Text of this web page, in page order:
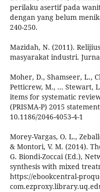
perilaku asertif pada
dengan yang belum
240-250.
Mazidah, N. (2011).
masyarakat industri.
Moher, D., Shamseer, L.,
Petticrew, M., ... Stewart,
items for systematic
(PRISMA-P) 2015
10.1186/2046-4053-4-1
Morey-Vargas, O. L.,
& Montori, V. M. (2014).
G. Biondi-Zoccai (Ed.),
synthesis with mixed
https://ebookcentral-